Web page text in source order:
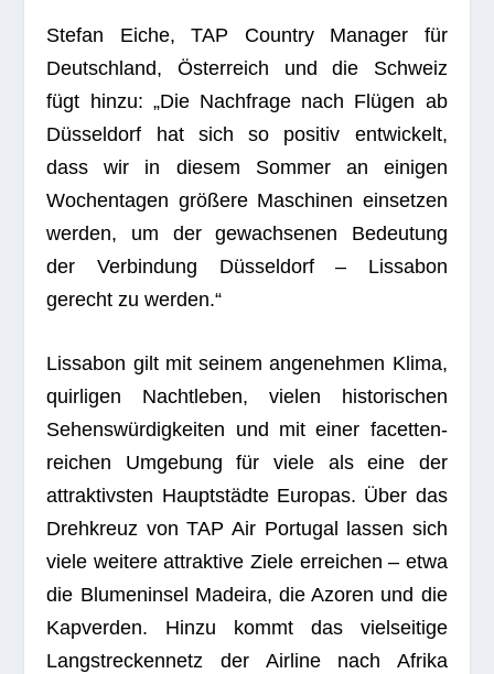
Ste­fan Eiche, TAP Coun­try Mana­ger für
Deutsch­land, Öster­reich und die Schweiz
fügt hinzu: „Die Nach­frage nach Flü­gen ab
Düs­sel­dorf hat sich so posi­tiv ent­wi­ckelt,
dass wir in die­sem Som­mer an eini­gen
Wochen­ta­gen grö­ßere Maschi­nen ein­set­zen
wer­den, um der gewach­se­nen Bedeu­tung
der Ver­bin­dung Düs­sel­dorf – Lis­sa­bon
gerecht zu werden.“
Lis­sa­bon gilt mit sei­nem ange­neh­men Klima,
quir­li­gen Nacht­le­ben, vie­len his­to­ri­schen
Sehens­wür­dig­kei­ten und mit einer facet­ten­
rei­chen Umge­bung für viele als eine der
attrak­tivs­ten Haupt­städte Euro­pas. Über das
Dreh­kreuz von TAP Air Por­tu­gal las­sen sich
viele wei­tere attrak­tive Ziele errei­chen – etwa
die Blu­men­in­sel Madeira, die Azo­ren und die
Kap­ver­den. Hinzu kommt das viel­sei­tige
Lang­stre­cken­netz der Air­line nach Afrika